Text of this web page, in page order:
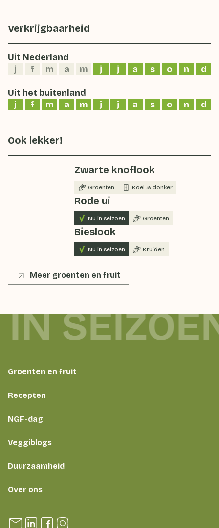
Verkrijgbaarheid
Uit Nederland
j
f m a m j j a s o n d
Uit het buitenland
j
f m a m j j a s o n d
Ook lekker!
Zwarte knoflook
Groenten Koel & donker
Rode ui
Nu in seizoen Groenten
Bieslook
Nu in seizoen Kruiden
Meer groenten en fruit
Groenten en fruit
Recepten
NGF-dag
Veggiblogs
Duurzaamheid
Over ons